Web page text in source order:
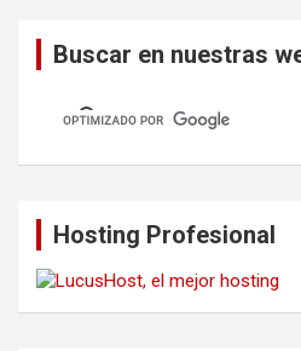
Buscar en nuestras
Hosting Profesional